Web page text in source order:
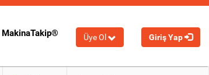
MakinaTakip® Üye Ol Giriş Yap